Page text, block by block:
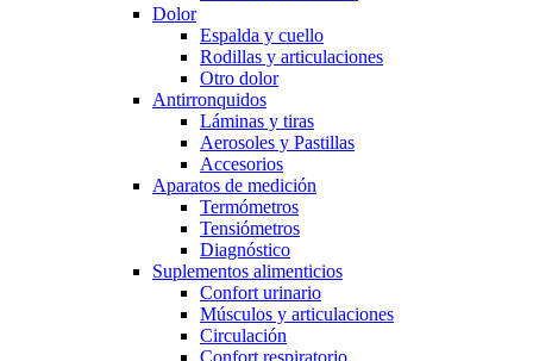
Dolor
Espalda y cuello
Rodillas y articulaciones
Otro dolor
Antirronquidos
Láminas y tiras
Aerosoles y Pastillas
Accesorios
Aparatos de medición
Termómetros
Tensiómetros
Diagnóstico
Suplementos alimenticios
Confort urinario
Músculos y articulaciones
Circulación